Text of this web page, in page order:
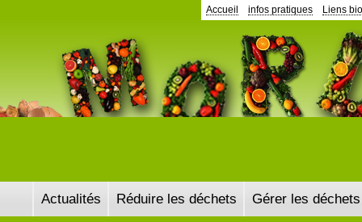
Accueil infos pratiques Liens
Actualités Réduire les déchets Gérer les déchets